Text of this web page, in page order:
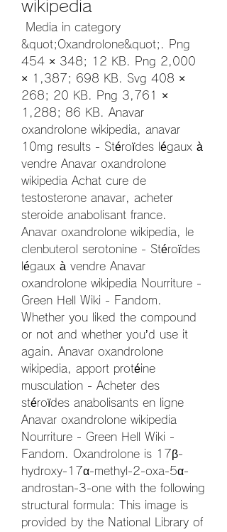
wikipedia
&quot;Oxandrolone&quot;. Png
454 × 348; 12 KB. Png 2,000
× 1,387; 698 KB. Svg 408 ×
268; 20 KB. Png 3,761 ×
1,288; 86 KB. Anavar
oxandrolone wikipedia, anavar
10mg results - Stéroïdes légaux à
vendre Anavar oxandrolone
wikipedia Achat cure de
testosterone anavar, acheter
steroide anabolisant france.
Anavar oxandrolone wikipedia, le
clenbuterol serotonine - Stéroïdes
légaux à vendre Anavar
oxandrolone wikipedia Nourriture -
Green Hell Wiki - Fandom.
Whether you liked the compound
or not and whether you’d use it
again. Anavar oxandrolone
wikipedia, apport protéine
musculation - Acheter des
stéroïdes anabolisants en ligne
Anavar oxandrolone wikipedia
Nourriture - Green Hell Wiki -
Fandom. Oxandrolone is 17β-
hydroxy-17α-methyl-2-oxa-5α-
androstan-3-one with the following
structural formula: This image is
provided by the National Library of